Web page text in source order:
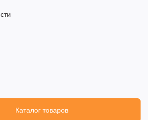
Каталог товаров